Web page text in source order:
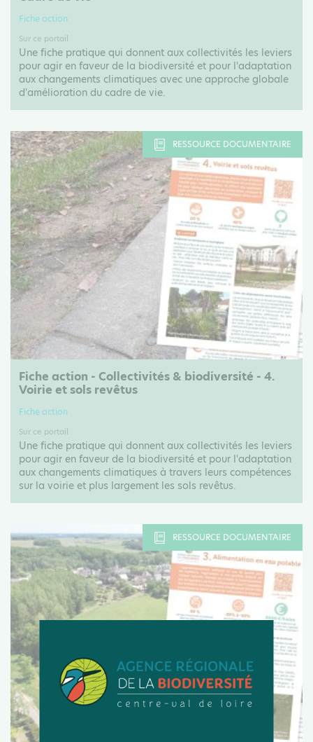
Fiche action
Sur ce portail
Une fiche pratique qui donnent aux collectivités les leviers
pour agir en faveur de la biodiversité et pour l'adaptation
aux changements climatiques avec une approche globale
d'amélioration du cadre de vie.
RESSOURCE DOCUMENTAIRE
Fiche action - Collectivités & biodiversité - 4.
Voirie et sols revêtus
Fiche action
Sur ce portail
Une fiche pratique qui donnent aux collectivités les leviers
pour agir en faveur de la biodiversité et pour l'adaptation
aux changements climatiques à travers leurs compétences
sur la voirie et plus largement les sols revêtus.
RESSOURCE DOCUMENTAIRE